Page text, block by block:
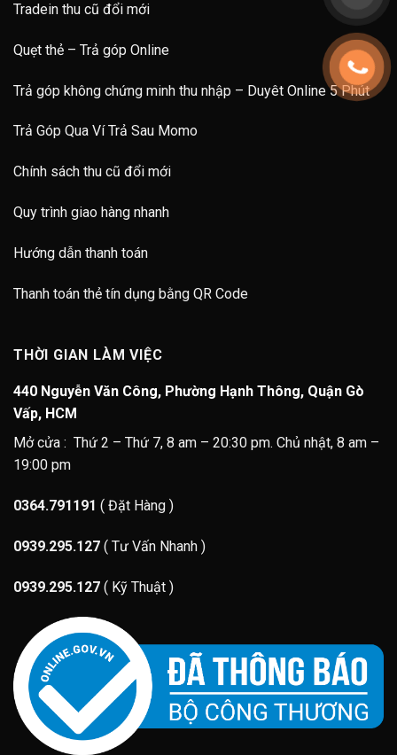
Tradein thu cũ đổi mới
Quẹt thẻ – Trả góp Online
Trả góp không chứng minh thu nhập – Duyêt Online 5 Phút
Trả Góp Qua Ví Trả Sau Momo
Chính sách thu cũ đổi mới
Quy trình giao hàng nhanh
Hướng dẫn thanh toán
Thanh toán thẻ tín dụng bằng QR Code
THỜI GIAN LÀM VIỆC
440 Nguyễn Văn Công, Phường Hạnh Thông, Quận Gò
Vấp, HCM
Mở cửa : Thứ 2 – Thứ 7, 8 am – 20:30 pm. Chủ nhật, 8 am –
19:00 pm
0364.791191 ( Đặt Hàng )
0939.295.127 ( Tư Vấn Nhanh )
0939.295.127 ( Kỹ Thuật )